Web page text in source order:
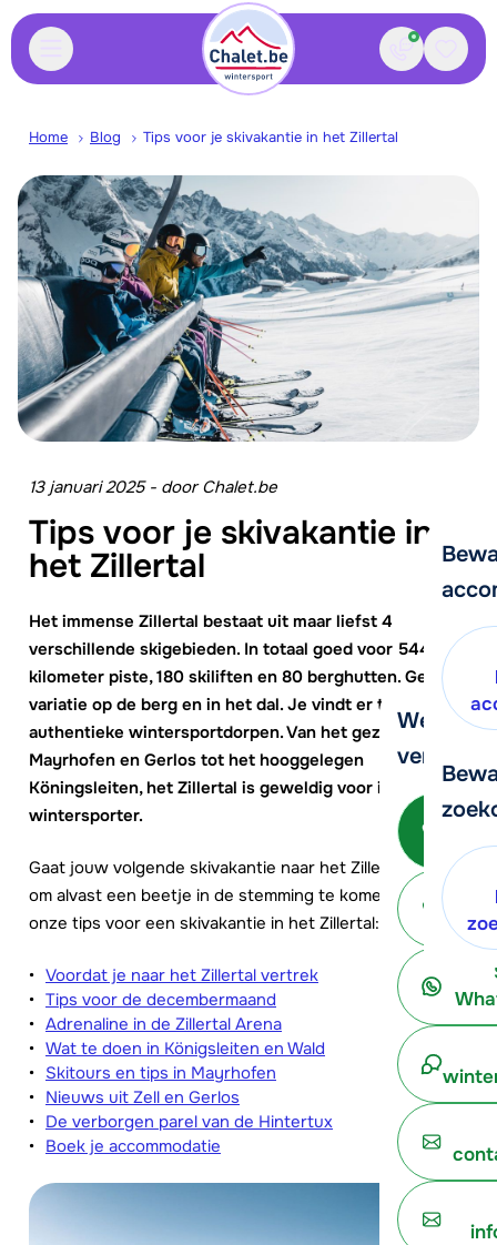
Contact
We
verder!
Home Blog Tips voor je skivakantie in het Zillertal
13 januari 2025 - doorChalet.be
Tips voor je skivakantie in
het Zillertal
Het immense Zillertal bestaat uit maar liefst 4
verschillende skigebieden. In totaal goed voor 544
kilometer piste, 180 skiliften en 80 berghutten. Genoeg
variatie op de berg en in het dal. Je vindt er tal van
authentieke wintersportdorpen. Van het gezellige
Mayrhofen en Gerlos tot het hooggelegen
Köningsleiten, het Zillertal is geweldig voor iedere
wintersporter.
Gaat jouw volgende skivakantie naar het Zillertal? Tijd
om alvast een beetje in de stemming te komen. Bekijk
onze tips voor een skivakantie in het Zillertal:
Voordat je naar het Zillertal vertrek
Tips voor de decembermaand
Adrenaline in de Zillertal Arena
Wat te doen in Königsleiten en Wald
Skitours en tips in Mayrhofen
Nieuws uit Zell en Gerlos
De verborgen parel van de Hintertux
Boek je accommodatie